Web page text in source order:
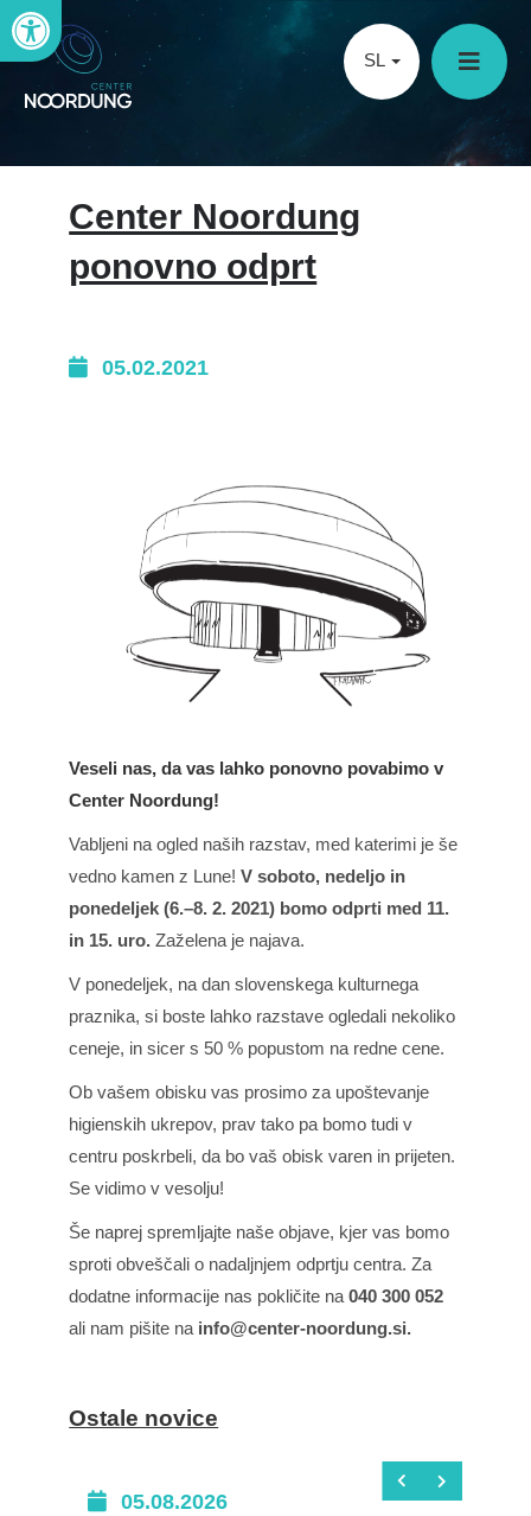
Open toolbar
SL
Center Noordung
ponovno odprt
05.02.2021
Veseli nas, da vas lahko ponovno povabimo v
Center Noordung!
Vabljeni na ogled naših razstav, med katerimi je še
vedno kamen z Lune!V soboto, nedeljo in
ponedeljek (6.–8. 2. 2021) bomo odprti med 11.
in 15. uro. Zaželena je najava.
V ponedeljek, na dan slovenskega kulturnega
praznika, si boste lahko razstave ogledali nekoliko
ceneje, in sicer s 50 % popustom na redne cene.
Ob vašem obisku vas prosimo za upoštevanje
higienskih ukrepov, prav tako pa bomo tudi v
centru poskrbeli, da bo vaš obisk varen in prijeten.
Se vidimo v vesolju!
Še naprej spremljajte naše objave, kjer vas bomo
sproti obveščali o nadaljnjem odprtju centra. Za
dodatne informacije nas pokličite na040 300 052
ali nam pišite na info@center-noordung.si.
Ostale novice
05.08.2026